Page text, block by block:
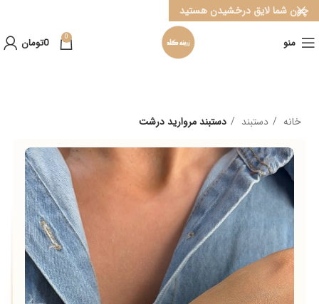
منو 0
0تومان
خانه دستبند دستبند مروارید درشت
چون شما لایق درخشیدن هستید